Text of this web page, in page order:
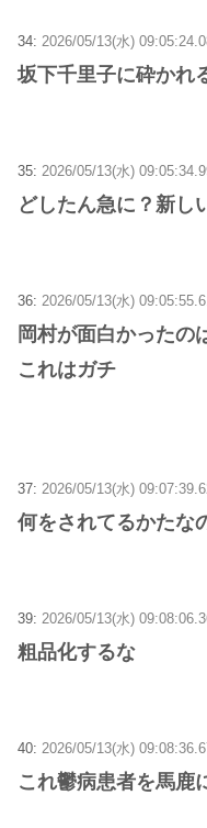
34: 2026/05/13(水)
坂下千里子に砕かれ
35: 2026/05/13(水)
どしたん急に？新し
36: 2026/05/13(水)
岡村が面白かったの
これはガチ
37: 2026/05/13(水)
何をされてるかたな
39: 2026/05/13(水)
粗品化するな
40: 2026/05/13(水)
これ鬱病患者を馬鹿